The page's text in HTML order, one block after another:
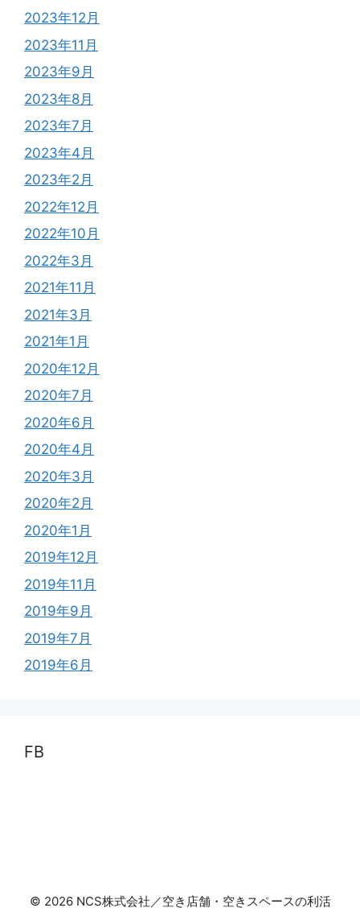
2023年12月
2023年11月
2023年9月
2023年8月
2023年7月
2023年4月
2023年2月
2022年12月
2022年10月
2022年3月
2021年11月
2021年3月
2021年1月
2020年12月
2020年7月
2020年6月
2020年4月
2020年3月
2020年2月
2020年1月
2019年12月
2019年11月
2019年9月
2019年7月
2019年6月
FB
© 2026 NCS株式会社／空き店舗・空きスペースの利活